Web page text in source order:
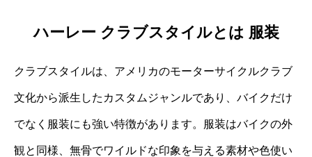
ハーレー クラブスタイルとは 服装
クラブスタイルは、アメリカのモーターサイクルクラブ
文化から派生したカスタムジャンルであり、バイクだけ
でなく服装にも強い特徴があります。服装はバイクの外
観と同様、無骨でワイルドな印象を与える素材や色使い